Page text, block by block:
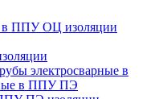
в ППУ ОЦ изоляции
электросварные в
в ППУ ПЭ